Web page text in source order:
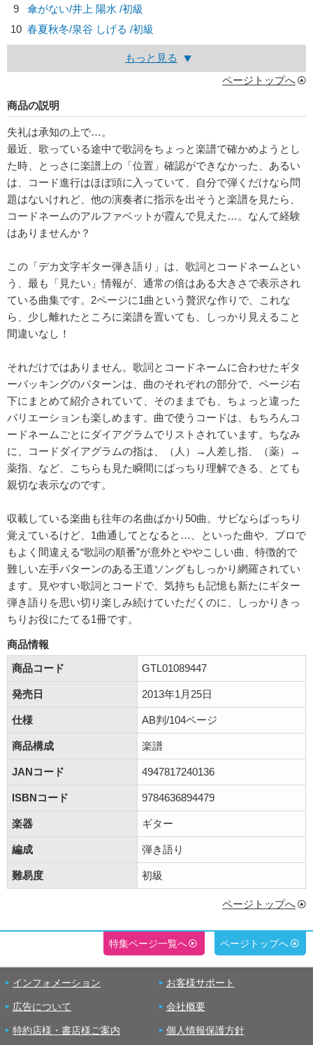
9
傘がない/井上 陽水 /初級
10 春夏秋冬/泉谷 しげる /初級
もっと見る
ページトップへ
商品の説明
失礼は承知の上で…。
最近、歌っている途中で歌詞をちょっと楽譜で確かめようとし
た時、とっさに楽譜上の「位置」確認ができなかった、あるい
は、コード進行はほぼ頭に入っていて、自分で弾くだけなら問
題はないけれど、他の演奏者に指示を出そうと楽譜を見たら、
コードネームのアルファベットが霞んで見えた…。なんて経験
はありませんか？
この「デカ文字ギター弾き語り」は、歌詞とコードネームとい
う、最も「見たい」情報が、通常の倍はある大きさで表示され
ている曲集です。2ページに1曲という贅沢な作りで、これな
ら、少し離れたところに楽譜を置いても、しっかり見えること
間違いなし！
それだけではありません。歌詞とコードネームに合わせたギタ
ーバッキングのパターンは、曲のそれぞれの部分で、ページ右
下にまとめて紹介されていて、そのままでも、ちょっと違った
バリエーションも楽しめます。曲で使うコードは、もちろんコ
ードネームごとにダイアグラムでリストされています。ちなみ
に、コードダイアグラムの指は、（人）→人差し指、（薬）→
薬指、など、こちらも見た瞬間にばっちり理解できる、とても
親切な表示なのです。
収載している楽曲も往年の名曲ばかり50曲。サビならばっちり
覚えているけど、1曲通してとなると…、といった曲や、プロで
もよく間違える“歌詞の順番”が意外とややこしい曲、特徴的で
難しい左手パターンのある王道ソングもしっかり網羅されてい
ます。見やすい歌詞とコードで、気持ちも記憶も新たにギター
弾き語りを思い切り楽しみ続けていただくのに、しっかりきっ
ちりお役にたてる1冊です。
商品情報
商品コード
GTL01089447
発売日 2013年1月25日
仕様 AB判/104ページ
商品構成 楽譜
JANコード 4947817240136
ISBNコード 9784636894479
楽器 ギター
編成 弾き語り
難易度 初級
ページトップへ
特集ページ一覧へ ページトップへ
インフォメーション お客様サポート
広告について 会社概要
特約店様・書店様ご案内 個人情報保護方針